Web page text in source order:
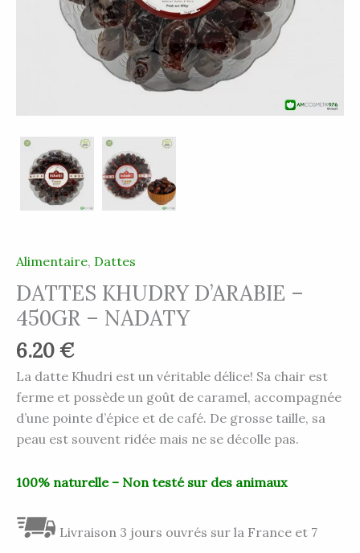
Alimentaire, Dattes
DATTES KHUDRY D’ARABIE –
450GR – NADATY
6.20€
La datte Khudri est un véritable délice! Sa chair est
ferme et possède un goût de caramel, accompagnée
d’une pointe d’épice et de café. De grosse taille, sa
peau est souvent ridée mais ne se décolle pas.
100% naturelle – Non testé sur des animaux
Livraison 3 jours ouvrés sur la France et 7